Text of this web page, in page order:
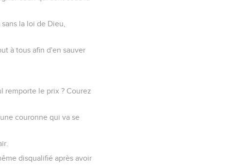
la loi de Dieu,
à tous afin d'en sauver
remporte le prix ? Courez
couronne qui va se
disqualifié après avoir